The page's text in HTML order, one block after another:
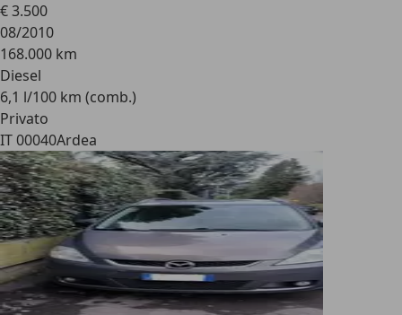
€ 3.500
08/2010
168.000 km
Diesel
6,1 l/100 km (comb.)
Privato
IT 00040Ardea